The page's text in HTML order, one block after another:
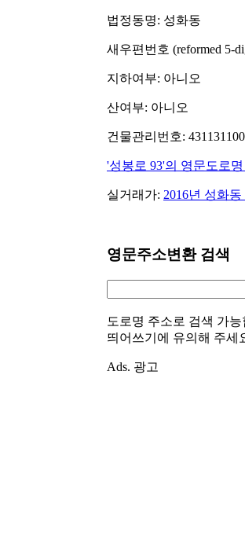
법정동명: 성화동
새우편번호 (reformed 5-
지하여부: 아니오
산여부: 아니오
건물관리번호:
'성봉로 93'의 영문도로
실거래가: 2016년 성화
영문주소변환 검색
도로명 주소로 검색 가
띄어쓰기에 유의해 주세
Ads. 광고